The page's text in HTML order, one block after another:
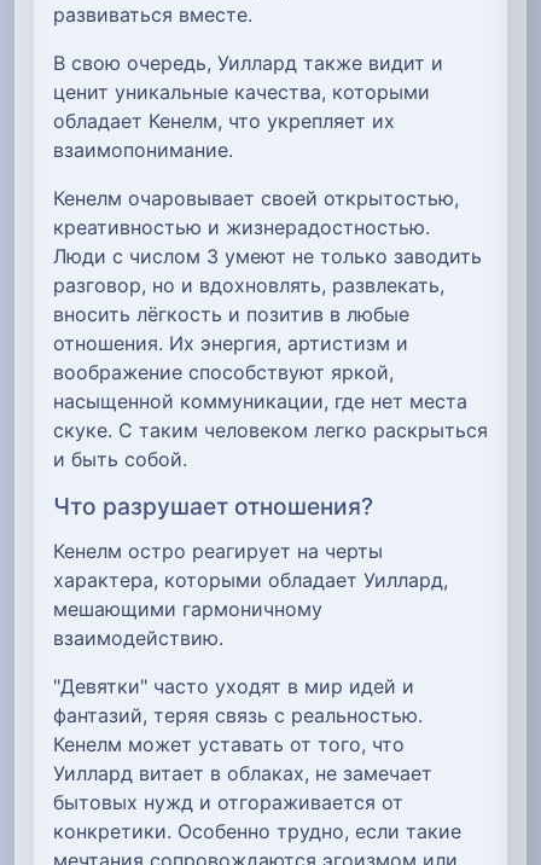
развиваться вместе.
В свою очередь, Уиллард также видит и
ценит уникальные качества, которыми
обладает Кенелм, что укрепляет их
взаимопонимание.
Кенелм очаровывает своей открытостью,
креативностью и жизнерадостностью.
Люди с числом 3 умеют не только заводить
разговор, но и вдохновлять, развлекать,
вносить лёгкость и позитив в любые
отношения. Их энергия, артистизм и
воображение способствуют яркой,
насыщенной коммуникации, где нет места
скуке. С таким человеком легко раскрыться
и быть собой.
Что разрушает отношения?
Кенелм остро реагирует на черты
характера, которыми обладает Уиллард,
мешающими гармоничному
взаимодействию.
"Девятки" часто уходят в мир идей и
фантазий, теряя связь с реальностью.
Кенелм может уставать от того, что
Уиллард витает в облаках, не замечает
бытовых нужд и отгораживается от
конкретики. Особенно трудно, если такие
мечтания сопровождаются эгоизмом или